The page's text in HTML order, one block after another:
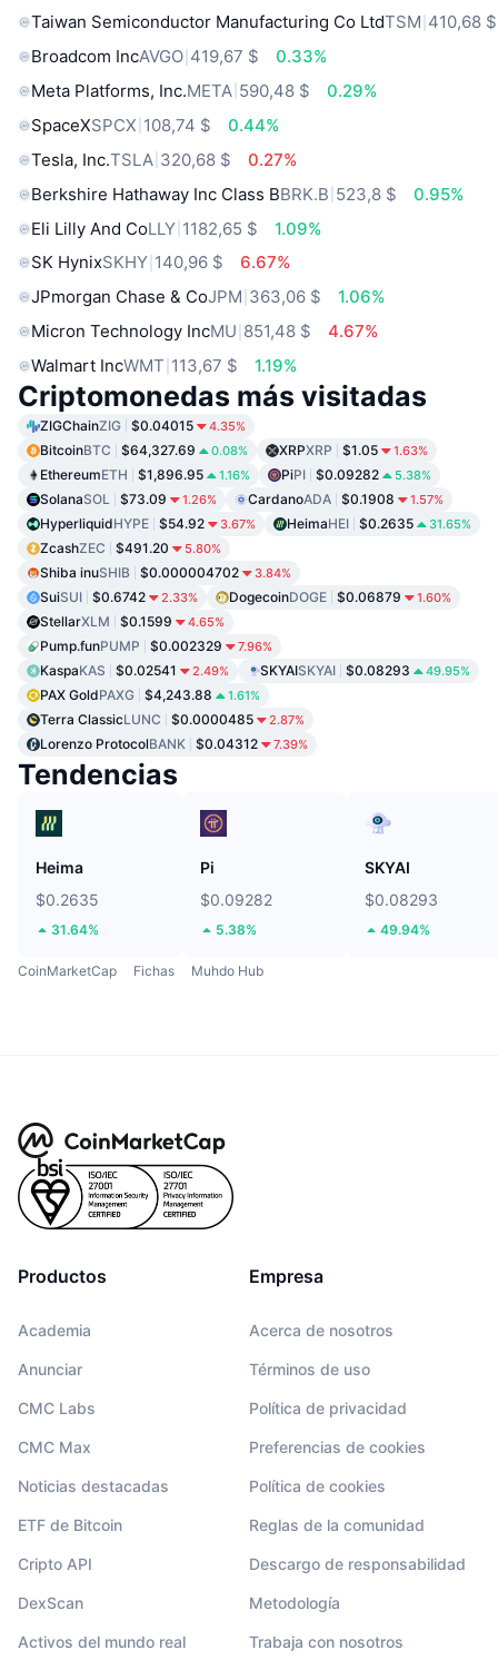
Taiwan Semiconductor Manufacturing Co LtdTSM 410,68 $
Broadcom IncAVGO 419,67 $
0.33%
Meta Platforms, Inc.META 590,48 $
0.29%
SpaceXSPCX 108,74 $
0.44%
Tesla, Inc.TSLA 320,68 $
0.27%
Berkshire Hathaway Inc Class BBRK.B 523,8 $
0.95%
Eli Lilly And CoLLY 1182,65 $
1.09%
SK HynixSKHY 140,96 $
6.67%
JPmorgan Chase & CoJPM 363,06 $
1.06%
Micron Technology IncMU 851,48 $
4.67%
Walmart IncWMT 113,67 $ 1.19%
Criptomonedas más visitadas
ZIGChainZIG $0.04015 4.35%
BitcoinBTC $64,327.69 0.08% XRPXRP $1.05 1.63%
EthereumETH $1,896.95 1.16% PiPI $0.09282 5.38%
SolanaSOL $73.09 1.26% CardanoADA $0.1908 1.57%
HyperliquidHYPE $54.92 3.67% HeimaHEI $0.2635 31.65%
ZcashZEC $491.20 5.80%
Shiba inuSHIB $0.000004702 3.84%
SuiSUI $0.6742 2.33% DogecoinDOGE $0.06879 1.60%
StellarXLM $0.1599 4.65%
Pump.funPUMP $0.002329 7.96%
KaspaKAS $0.02541 2.49% SKYAISKYAI $0.08293 49.95%
PAX GoldPAXG $4,243.88 1.61%
Terra ClassicLUNC $0.0000485 2.87%
Lorenzo ProtocolBANK $0.04312 7.39%
Tendencias
Heima
$0.2635
31.64%
Pi
$0.09282
5.38%
SKYAI
$0.08293
49.94%
CoinMarketCap Fichas Muhdo Hub
Productos
Academia
Anunciar
CMC Labs
CMC Max
Noticias destacadas
ETF de Bitcoin
Cripto API
DexScan
Activos del mundo real
Empresa
Acerca de nosotros
Términos de uso
Política de privacidad
Preferencias de cookies
Política de cookies
Reglas de la comunidad
Descargo de responsabilidad
Metodología
Trabaja con nosotros